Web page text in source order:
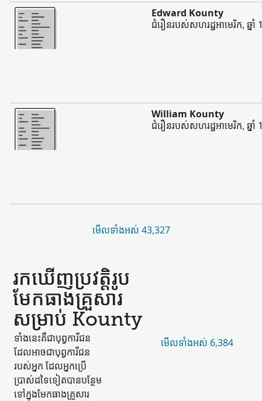
ច្រើន
Edward Kounty
ជំរឿនរបស់សហរដ្ឋអាមេរិក, ឆ្នាំ
ច្រើន
William Kounty
ជំរឿនរបស់សហរដ្ឋអាមេរិក, ឆ្នាំ
មើល​ទាំងអស់ 43,327
រកឃើញ​ប្រវត្តិរូប​
មែកធាង​គ្រួសារ​
សម្រាប់ Kounty
ទាំងនេះ​គឺជា​បុព្វការីជន​
ដែល​អាចជា​បុព្វការីជន​
របស់​អ្នក ដែល​អ្នកប្រើ
ប្រាស់​ដទៃ​ទៀត​បាន​បន្ថែម​
ទៅក្នុង​មែកធាង​គ្រួសារ​
មើល​ទាំងអស់ 6,384